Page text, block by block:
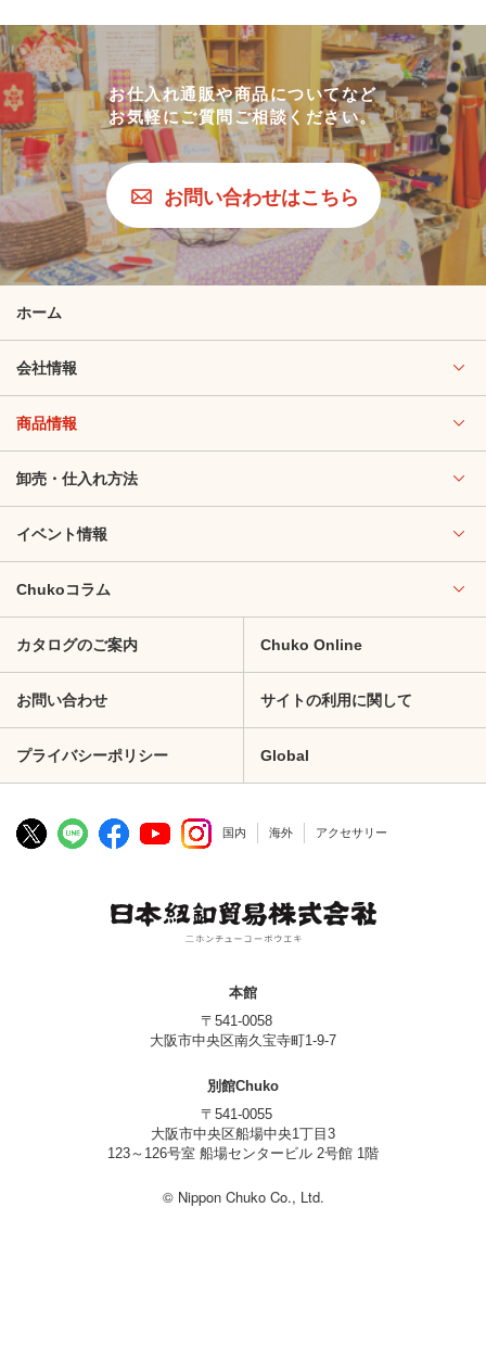
お仕入れ通販や商品についてなど
お気軽にご質問ご相談ください。
お問い合わせはこちら
ホーム
会社情報
商品情報
卸売・仕入れ方法
イベント情報
Chukoコラム
カタログのご案内 Chuko Online
お問い合わせ サイトの利用に関して
プライバシーポリシー Global
国内 海外 アクセサリー
本館
〒541-0058
大阪市中央区南久宝寺町1-9-7
別館Chuko
〒541-0055
大阪市中央区船場中央1丁目3
123～126号室 船場センタービル 2号館 1階
© Nippon Chuko Co., Ltd.